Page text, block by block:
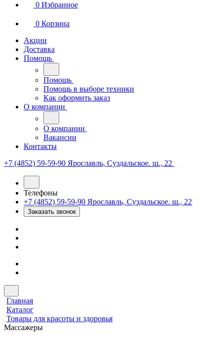
0 Избранное
0 Корзина
Акции
Доставка
Помощь
Помощь
Помощь в выборе техники
Как оформить заказ
О компании
О компании
Вакансии
Контакты
+7 (4852) 59-59-90 Ярославль, Суздальское. ш., 22
Телефоны
+7 (4852) 59-59-90 Ярославль, Суздальское. ш., 22
Заказать звонок
Главная
Каталог
Товары для красоты и здоровья
Массажеры